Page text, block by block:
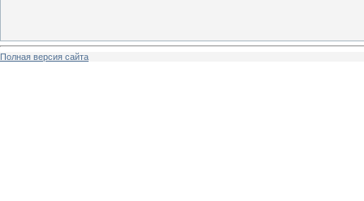
Полная версия сайта